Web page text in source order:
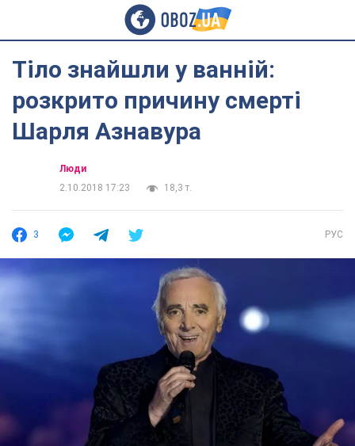
Тіло знайшли у ванній:
розкрито причину смерті
Шарля Азнавура
Люди
2.10.2018 17:23
18,3 т.
3 РУС